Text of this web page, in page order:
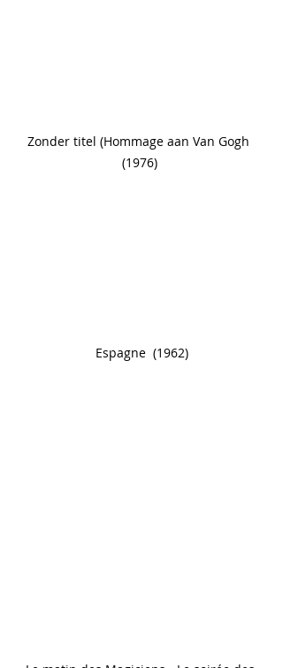
Zonder titel (Hommage aan Van Gogh
(1976)
Espagne  (1962)